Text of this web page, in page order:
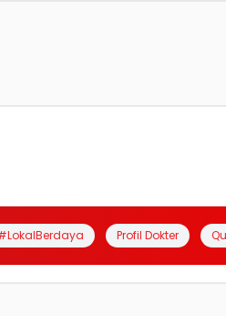
Profil Dokter